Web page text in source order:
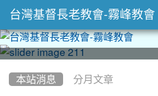
本站消息 分月文章
台灣基督長老教會-霧峰教會